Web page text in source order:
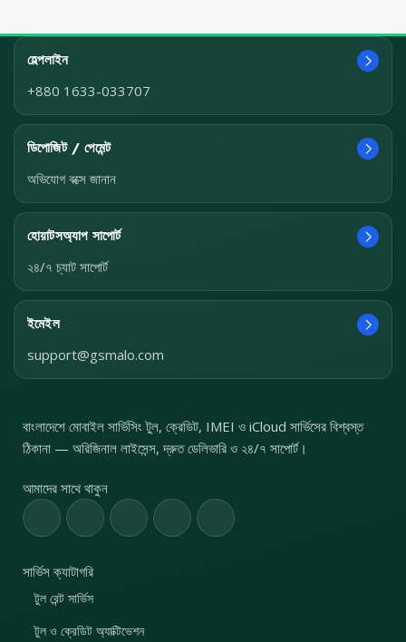
হেল্পলাইন
+880 1633-033707
ডিপোজিট / পেমেন্ট
অভিযোগ বক্সে জানান
হোয়াটসঅ্যাপ সাপোর্ট
২৪/৭ চ্যাট সাপোর্ট
ইমেইল
support@gsmalo.com
বাংলাদেশে মোবাইল সার্ভিসিং টুল, ক্রেডিট, IMEI ও iCloud সার্ভিসের বিশ্বস্ত
ঠিকানা — অরিজিনাল লাইসেন্স, দ্রুত ডেলিভারি ও ২৪/৭ সাপোর্ট।
আমাদের সাথে থাকুন
সার্ভিস ক্যাটাগরি
টুল রেন্ট সার্ভিস
টুল ও ক্রেডিট অ্যাক্টিভেশন